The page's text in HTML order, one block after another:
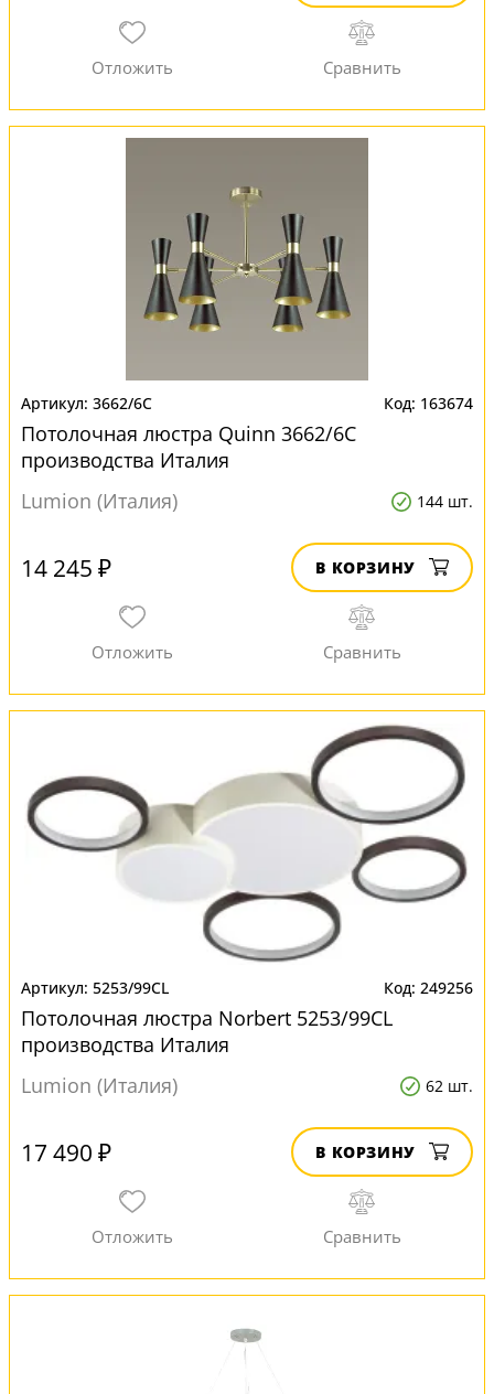
3662/6C 163674
Потолочная люстра Quinn 3662/6C
производства Италия
Lumion (Италия)
144 шт.
14 245 ₽ В КОРЗИНУ
5253/99CL 249256
Потолочная люстра Norbert 5253/99CL
производства Италия
Lumion (Италия)
62 шт.
17 490 ₽ В КОРЗИНУ